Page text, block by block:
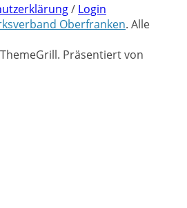
/ Login
Oberfranken. Alle
Präsentiert von